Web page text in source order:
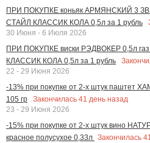
ПРИ ПОКУПКЕ коньяк АРМЯНСКИЙ 3
СТАЙЛ КЛАССИК КОЛА 0,5л за 1 рубль
30 Июня - 6 Июля 2026
ПРИ ПОКУПКЕ виски РЭДВОКЕР 0,5л
КЛАССИК КОЛА 0,5л за 1 рубль
22 - 29 Июня 2026
-13% при покупке от 2-х штук паштет
105 гр
Закончилась 41 день назад
23 - 29 Июня 2026
-15% при покупке от 2-х штук вино
красное полусухое 0,33л Закончилась